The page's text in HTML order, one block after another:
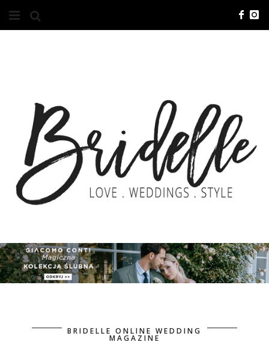
O NAS
KONTAKT
REKLAMA
ADVERTISING
ZGŁOSZENIA
BRIDELLE ONLINE WEDDING
MAGAZINE